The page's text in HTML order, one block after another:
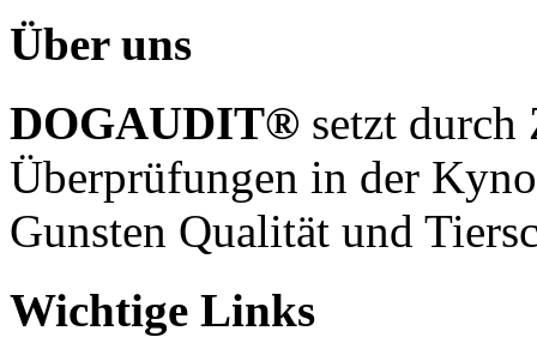
Über uns
DOGAUDIT® setzt
Überprüfungen in der
Gunsten Qualität und
Wichtige Links